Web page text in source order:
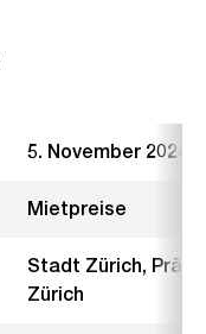
5. November 2024
Mietpreise
Stadt Zürich,
Zürich